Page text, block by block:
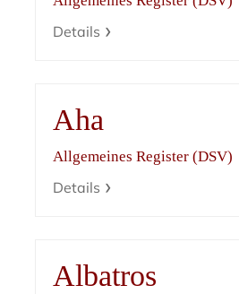
Details
Aha
Allgemeines Register (DSV)
Details
Albatros